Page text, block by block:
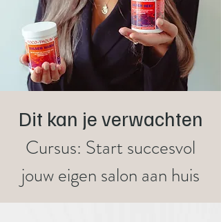
Dit kan je verwachten
Cursus: Start succesvol
jouw eigen salon aan huis